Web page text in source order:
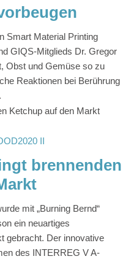
Smart Material Printing
GIQS-Mitglieds Dr. Gregor
Obst und Gemüse so zu
Reaktionen bei Berührung
II
brennenden
mit „Burning Bernd“
ein neuartiges
gebracht. Der innovative
des INTERREG V A-